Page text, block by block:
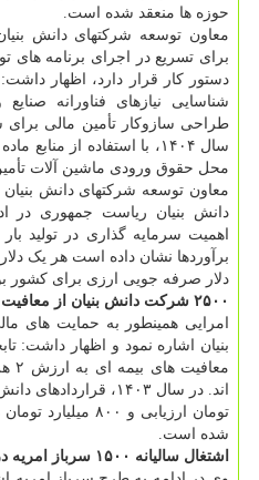
حوزه ها منعقد شده است.
معاون توسعه شرکتهای دانش
برای تسریع در اجرای برنامه های
دستور کار قرار دارد، اظهار
شناسایی نیازهای فناورانه
طراحی سازوکار تأمین مالی برای
محل حقوق ورودی ماشین آلات
معاون توسعه شرکتهای دانش
دانش بنیان ریاست جمهوری در
اهمیت سرمایه گذاری در تولید
دلار صرفه جویی ارزی برای کشور
۲۵۰۰ شرکت دانش بنیان از معافیت های بیمه ای بهره مند شدند
امرایی همینطور به حمایت های
تومان ارزیابی و
شده است.
اشتغال سالیانه ۱۵۰۰ سرباز امریه در شرکتهای دانش بنیان